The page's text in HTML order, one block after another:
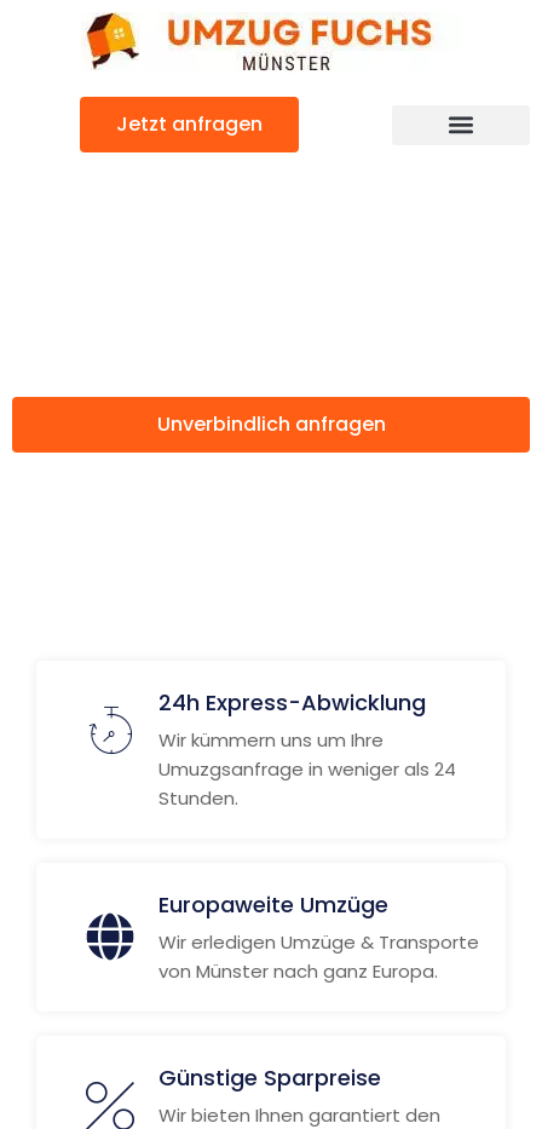
Jetzt anfragen
Unverbindlich anfragen
24h Express-Abwicklung
Wir kümmern uns um Ihre
Umuzgsanfrage in weniger als 24
Stunden.
Europaweite Umzüge
Wir erledigen Umzüge & Transporte
von Münster nach ganz Europa.
Günstige Sparpreise
Wir bieten Ihnen garantiert den